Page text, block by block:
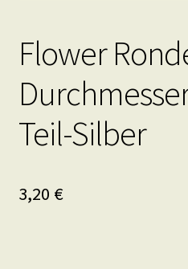
Flower
Teil-Silber
3,20 €